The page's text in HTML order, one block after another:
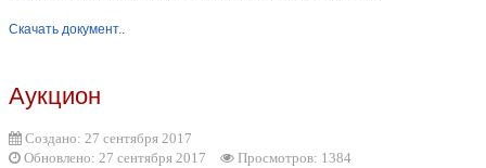
Скачать документ..
Аукцион
Создано: 27 сентября 2017
Обновлено: 27 сентября 2017
Просмотров: 1384